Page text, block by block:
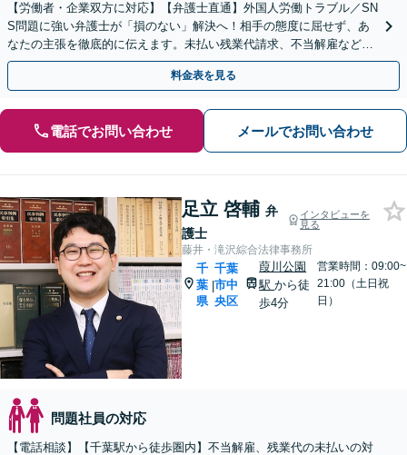
【労働者・企業双方に対応】【弁護士直通】外国人労働トラブル／SN
S問題に強い弁護士が「損のない」解決へ！相手の態度に屈せず、あ
なたの主張を徹底的に伝えます。未払い残業代請求、不当解雇など
【24時間受付】【WEB面談可】【法テラス可】
料金表を見る
電話でお問い合わせ メールでお問い合わせ
足立 啓輔 弁
護士
インタビューを
見る
藤井・滝沢綜合法律事務所
千
葉
県
|
千葉
市中
央区
葭川公園
駅から徒
歩4分
営業時間：09:00~
21:00（土日祝
日）
問題社員の対応
【電話相談】【千葉駅から徒歩圏内】不当解雇、残業代の未払いの対